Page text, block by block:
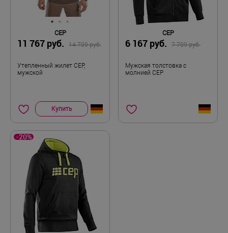
CEP
11 767 руб. 14 709 руб.
Утепленный жилет CEP,
мужской
Купить
CEP
6 167 руб. 7 709 руб.
Мужская толстовка с
молнией CEP
-20%